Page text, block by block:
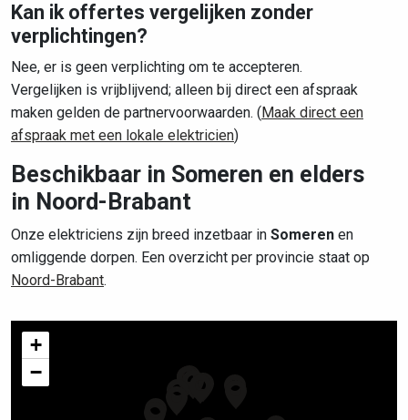
Kan ik offertes vergelijken zonder
verplichtingen?
Nee, er is geen verplichting om te accepteren.
Vergelijken is vrijblijvend; alleen bij direct een afspraak
maken gelden de partnervoorwaarden. (Maak direct een
afspraak met een lokale elektricien)
Beschikbaar in Someren en elders
in Noord-Brabant
Onze elektriciens zijn breed inzetbaar in Someren en
omliggende dorpen. Een overzicht per provincie staat op
Noord-Brabant.
+
−